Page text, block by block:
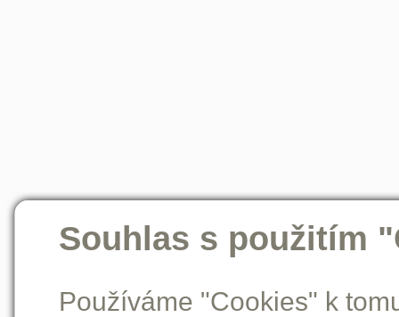
Souhlas s použitím
Používáme "Cookies" k